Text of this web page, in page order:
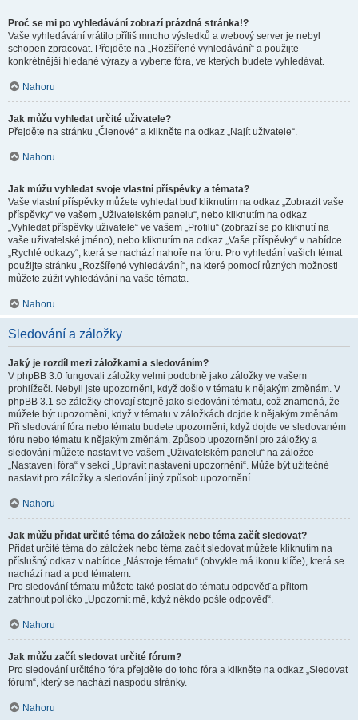
Proč se mi po vyhledávání zobrazí prázdná stránka!?
Vaše vyhledávání vrátilo příliš mnoho výsledků a webový server je nebyl
schopen zpracovat. Přejděte na „Rozšířené vyhledávání“ a použijte
konkrétnější hledané výrazy a vyberte fóra, ve kterých budete vyhledávat.
Nahoru
Jak můžu vyhledat určité uživatele?
Přejděte na stránku „Členové“ a klikněte na odkaz „Najít uživatele“.
Nahoru
Jak můžu vyhledat svoje vlastní příspěvky a témata?
Vaše vlastní příspěvky můžete vyhledat buď kliknutím na odkaz „Zobrazit vaše
příspěvky“ ve vašem „Uživatelském panelu“, nebo kliknutím na odkaz
„Vyhledat příspěvky uživatele“ ve vašem „Profilu“ (zobrazí se po kliknutí na
vaše uživatelské jméno), nebo kliknutím na odkaz „Vaše příspěvky“ v nabídce
„Rychlé odkazy“, která se nachází nahoře na fóru. Pro vyhledání vašich témat
použijte stránku „Rozšířené vyhledávání“, na které pomocí různých možnosti
můžete zúžit vyhledávání na vaše témata.
Nahoru
Sledování a záložky
Jaký je rozdíl mezi záložkami a sledováním?
V phpBB 3.0 fungovali záložky velmi podobně jako záložky ve vašem
prohlížeči. Nebyli jste upozorněni, když došlo v tématu k nějakým změnám. V
phpBB 3.1 se záložky chovají stejně jako sledování tématu, což znamená, že
můžete být upozorněni, když v tématu v záložkách dojde k nějakým změnám.
Při sledování fóra nebo tématu budete upozorněni, když dojde ve sledovaném
fóru nebo tématu k nějakým změnám. Způsob upozornění pro záložky a
sledování můžete nastavit ve vašem „Uživatelském panelu“ na záložce
„Nastavení fóra“ v sekci „Upravit nastavení upozornění“. Může být užitečné
nastavit pro záložky a sledování jiný způsob upozornění.
Nahoru
Jak můžu přidat určité téma do záložek nebo téma začít sledovat?
Přidat určité téma do záložek nebo téma začít sledovat můžete kliknutím na
příslušný odkaz v nabídce „Nástroje tématu“ (obvykle má ikonu klíče), která se
nachází nad a pod tématem.
Pro sledování tématu můžete také poslat do tématu odpověď a přitom
zatrhnout políčko „Upozornit mě, když někdo pošle odpověď“.
Nahoru
Jak můžu začít sledovat určité fórum?
Pro sledování určitého fóra přejděte do toho fóra a klikněte na odkaz „Sledovat
fórum“, který se nachází naspodu stránky.
Nahoru